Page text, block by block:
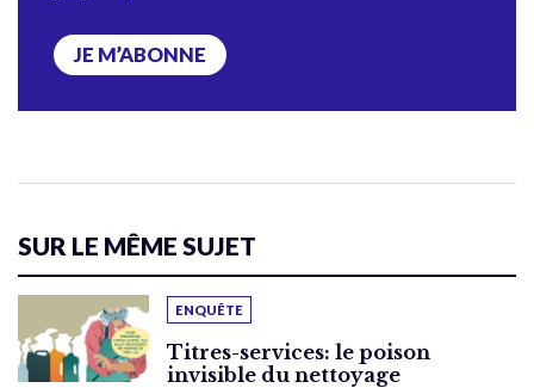
JE M’ABONNE
SUR LE MÊME SUJET
ENQUÊTE
Titres-services: le poison
invisible du nettoyage